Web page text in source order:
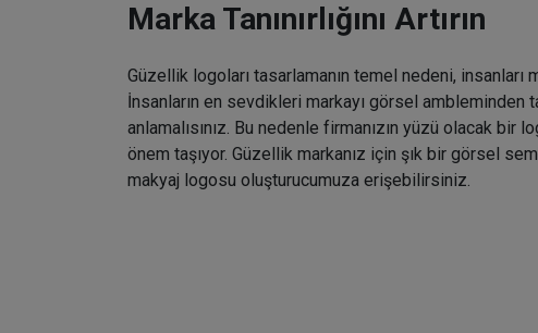
Marka Tanınırlığını Artırın
Güzellik logoları tasarlamanın temel nedeni, insanları
İnsanların en sevdikleri markayı görsel ambleminden
anlamalısınız. Bu nedenle firmanızın yüzü olacak bir
önem taşıyor. Güzellik markanız için şık bir görsel
makyaj logosu oluşturucumuza erişebilirsiniz.